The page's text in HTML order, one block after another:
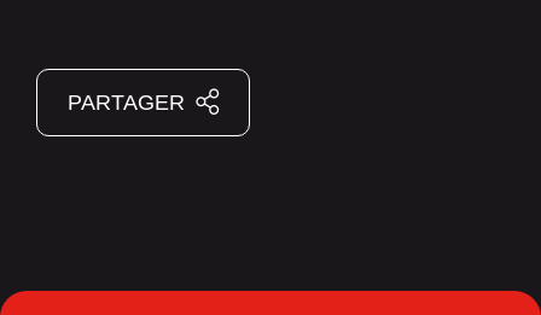
PARTAGER